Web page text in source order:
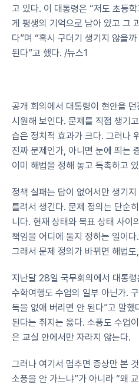
고 있다. 이 대통령은 “저도 초등
게 평생의 기억으로 남아 있고 그
다”며 “혹시 구더기 생기지 않을
된다”고 했다. /뉴스1
공개 회의에서 대통령이 현안을
시원해 보인다. 문제를 직접 챙기
습은 정치적 효과가 크다. 그러나
진짜 문제인가, 아니면 눈에 띄는
이미 해법을 정해 놓고 독촉하고
정책 실패는 답이 없어서만 생기
틀려서 생긴다. 문제 정의는 단순
니다. 현재 상태와 목표 상태 사이
책임을 어디에 둘지 정하는 일이다
그래서 문제 정의가 바뀌면 해법
지난달 28일 국무회의에서 대통
수학여행도 수업의 일부 아닌가.
독을 없애 버리면 안 된다”고 말
된다는 취지는 옳다. 소풍도 수업
은 교실 안에서만 자라지 않는다.
그러나 여기서 멈추면 증상만 본
소풍을 안 가느냐”가 아니라 “왜